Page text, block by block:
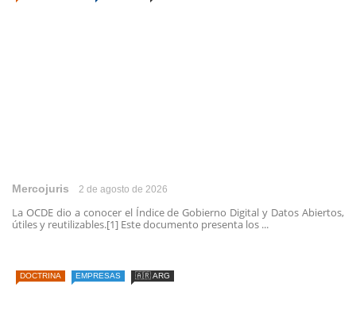
Mercojuris 2 de agosto de 2026
La OCDE dio a conocer el Índice de Gobierno Digital y Datos Abiertos,
útiles y reutilizables.[1] Este documento presenta los ...
DOCTRINA EMPRESAS 🇦🇷 ARG